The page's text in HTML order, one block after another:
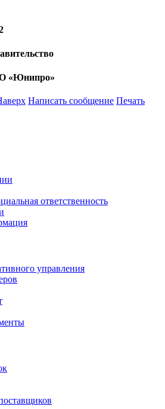
«Юнипро»
Написать сообщение Печать
ответственность
управления